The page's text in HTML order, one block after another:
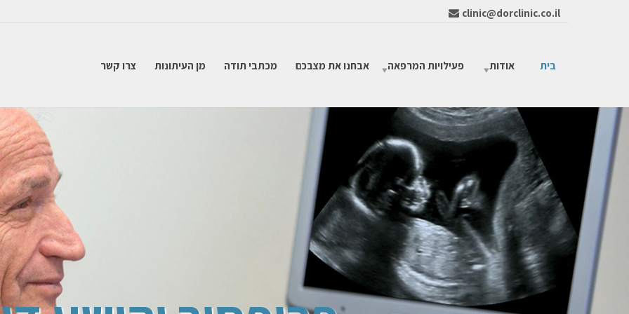
clinic@dorclinic.co.il
בית אודות פעילויות המרפאה אבחנו את מצבכם מכתבי תודה מן העיתונות צרו קשר